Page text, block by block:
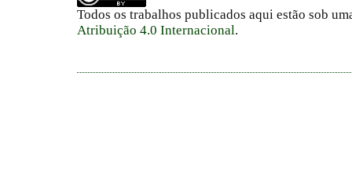
Todos os trabalhos publicados aqui estão sob
Atribuição 4.0 Internacional.